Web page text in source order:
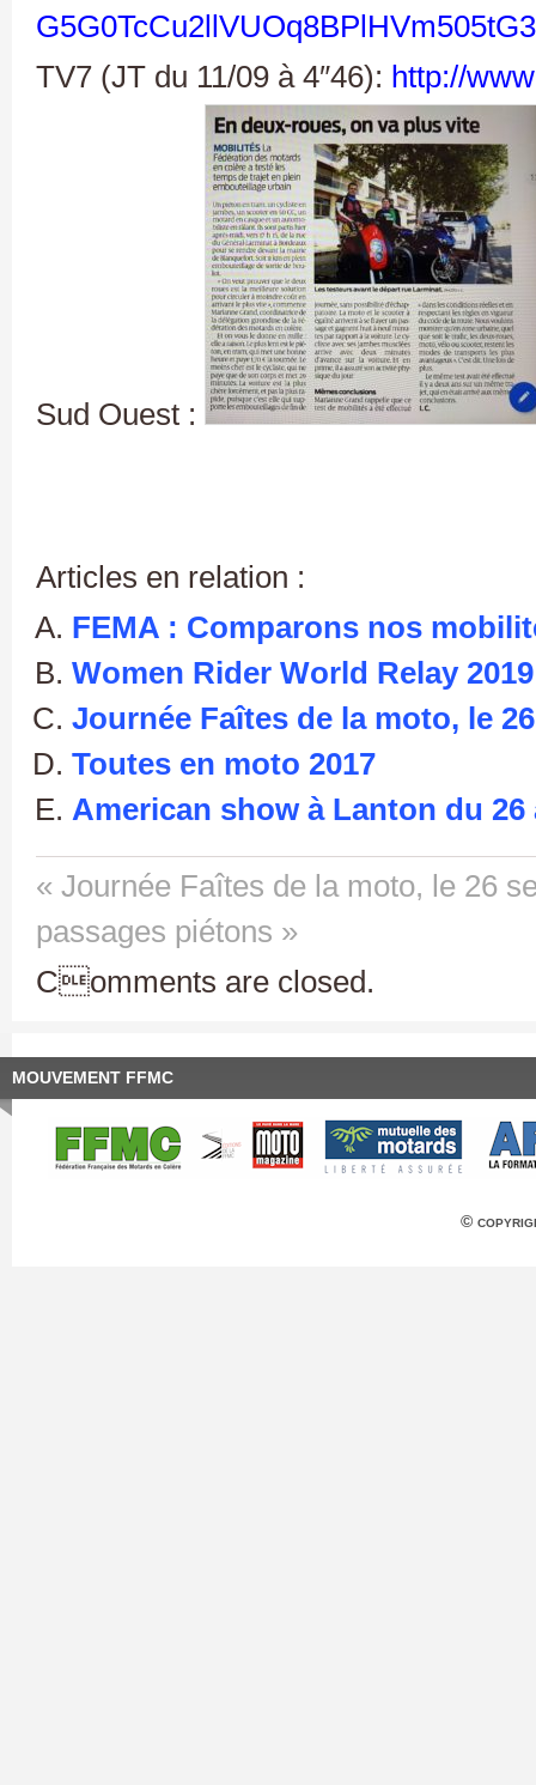
TV7 (JT du 11/09 à 4″46): http://
Sud Ouest :
Articles en relation :
FEMA : Comparons nos
Women Rider World Relay 2019
Journée Faîtes de la moto, le
Toutes en moto 2017
American show à Lanton du 26
« Journée Faîtes de la moto, le 26
passages piétons »
Comments are closed.
MOUVEMENT FFMC
©